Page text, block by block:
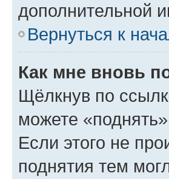
дополнительной
Вернуться к
Как мне вновь
Щёлкнув по
можете
Если этого не
поднятия тем